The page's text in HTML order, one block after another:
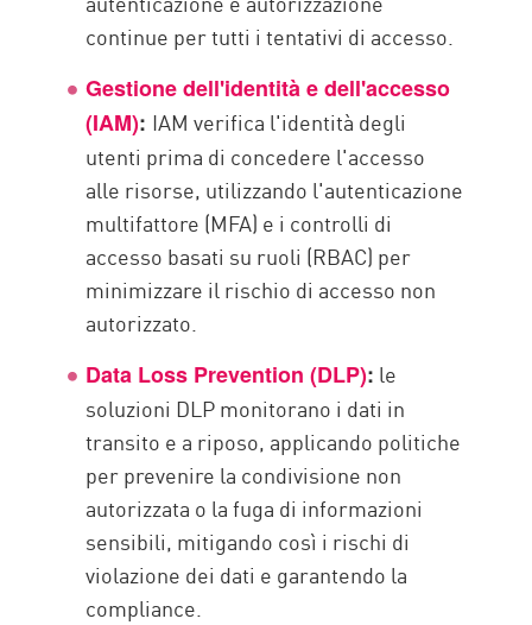
continue per tutti i tentativi di accesso.
Gestione dell'identità e dell'accesso
(IAM): IAM verifica l'identità degli
utenti prima di concedere l'accesso
alle risorse, utilizzando l'autenticazione
multifattore (MFA) e i controlli di
accesso basati su ruoli (RBAC) per
minimizzare il rischio di accesso non
autorizzato.
Data Loss Prevention (DLP): le
soluzioni DLP monitorano i dati in
transito e a riposo, applicando politiche
per prevenire la condivisione non
autorizzata o la fuga di informazioni
sensibili, mitigando così i rischi di
violazione dei dati e garantendo la
compliance.